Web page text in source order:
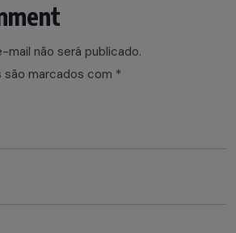
não será publicado.
marcados com *